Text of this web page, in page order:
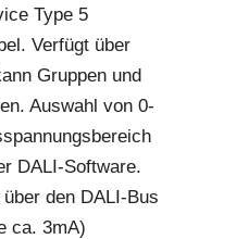
Type 5
Verfügt über
Gruppen und
Auswahl von 0-
DALI-Software.
den DALI-Bus
ca. 3mA)